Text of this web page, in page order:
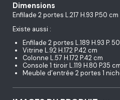
Dimensions
Enfilade 2 portes L.217 H.93 P.50 cm
Existe aussi :
Enfilade 2 portes L.189 H.93 P.
Vitrine L.92 H.172 P.42 cm
Colonne L.57 H.172 P.42 cm
Console 1 tiroir L.119 H.80 P.35
Meuble d’entrée 2 portes 1